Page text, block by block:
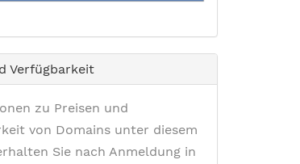
Verfügbarkeit
zu Preisen und
von Domains unter diesem
Sie nach Anmeldung in